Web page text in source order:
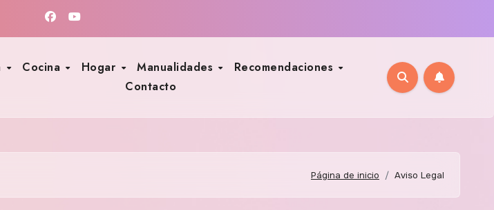
Cocina Hogar Manualidades
Recomendaciones
Contacto
Página de inicio Aviso Legal